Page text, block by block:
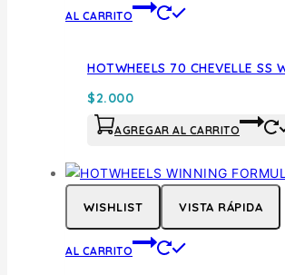
AL CARRITO
HOTWHEELS 70 CHEVELLE SS
$2.000
AGREGAR AL CARRITO
WISHLIST VISTA RÁPIDA
AL CARRITO